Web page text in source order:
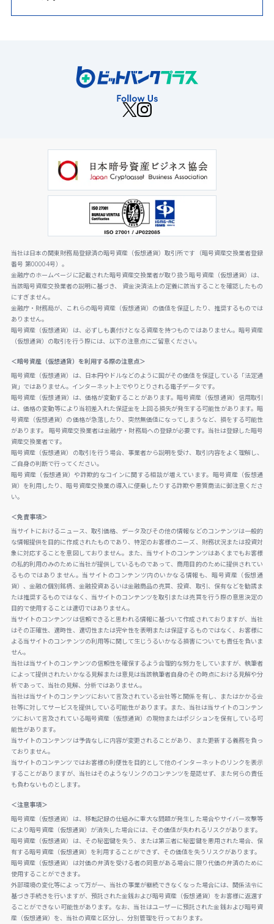
当社は日本の関東財務局登録済の暗号資産（仮想通貨）取引所です（暗号資産交換業者登録
番号 第00004号）。
金融庁のホームページに記載された暗号資産交換業者が取り扱う暗号資産（仮想通貨）は、
当該暗号資産交換業者の説明に基づき、 資金決済法上の定義に該当することを確認したもの
にすぎません。
金融庁・財務局が、これらの暗号資産（仮想通貨）の価値を保証したり、推奨するものでは
ありません。
暗号資産（仮想通貨）は、必ずしも裏付けとなる資産を持つものではありません。暗号資産
（仮想通貨）の取引を行う際には、以下の注意点にご留意ください。
＜暗号資産（仮想通貨）を利用する際の注意点＞
暗号資産（仮想通貨）は、日本円やドルなどのように国がその価値を保証している「法定通
貨」ではありません。インターネット上でやりとりされる電子データです。
暗号資産（仮想通貨）は、価格が変動することがあります。暗号資産（仮想通貨）信用取引
は、価格の変動等により当初差入れた保証金を上回る損失が発生する可能性があります。暗
号資産（仮想通貨）の価格が急落したり、突然無価値になってしまうなど、損をする可能性
があります。 暗号資産交換業者は金融庁・財務局への登録が必要です。当社は登録した暗号
資産交換業者です。
暗号資産（仮想通貨）の取引を行う場合、事業者から説明を受け、取引内容をよく理解し、
ご自身の判断で行ってください。
暗号資産（仮想通貨）や詐欺的なコインに関する相談が増えています。暗号資産（仮想通
貨）を利用したり、暗号資産交換業の導入に便乗したりする詐欺や悪質商法に御注意くださ
い。
＜免責事項＞
当サイトにおけるニュース、取引価格、データ及びその他の情報などのコンテンツは一般的
な情報提供を目的に作成されたものであり、特定のお客様のニーズ、財務状況または投資対
象に対応することを意図しておりません。また、当サイトのコンテンツはあくまでもお客様
の私的利用のみのために当社が提供しているものであって、商用目的のために提供されてい
るものではありません。当サイトのコンテンツ内のいかなる情報も、暗号資産（仮想通
貨）、金融の個別銘柄、金融投資あるいは金融商品の売買、投資、取引、保有などを勧誘ま
たは推奨するものではなく、当サイトのコンテンツを取引または売買を行う際の意思決定の
目的で使用することは適切ではありません。
当サイトのコンテンツは信頼できると思われる情報に基づいて作成されておりますが、当社
はその正確性、適時性、適切性または完全性を表明または保証するものではなく、お客様に
よる当サイトのコンテンツの利用等に関して生じうるいかなる損害についても責任を負いま
せん。
当社は当サイトのコンテンツの信頼性を確保するよう合理的な努力をしていますが、執筆者
によって提供されたいかなる見解または意見は当該執筆者自身のその時点における見解や分
析であって、当社の見解、分析ではありません。
当社は当サイトのコンテンツにおいて言及されている会社等と関係を有し、またはかかる会
社等に対してサービスを提供している可能性があります。また、当社は当サイトのコンテン
ツにおいて言及されている暗号資産（仮想通貨）の現物またはポジションを保有している可
能性があります。
当サイトのコンテンツは予告なしに内容が変更されることがあり、また更新する義務を負っ
ておりません。
当サイトのコンテンツではお客様の利便性を目的として他のインターネットのリンクを表示
することがありますが、当社はそのようなリンクのコンテンツを是認せず、また何らの責任
も負わないものとします。
＜注意事項＞
暗号資産（仮想通貨）は、移転記録の仕組みに重大な問題が発生した場合やサイバー攻撃等
により暗号資産（仮想通貨）が消失した場合には、その価値が失われるリスクがあります。
暗号資産（仮想通貨）は、その秘密鍵を失う、または第三者に秘密鍵を悪用された場合、保
有する暗号資産（仮想通貨）を利用することができず、その価値を失うリスクがあります。
暗号資産（仮想通貨）は対価の弁済を受ける者の同意がある場合に限り代価の弁済のために
使用することができます。
外部環境の変化等によって万が一、当社の事業が継続できなくなった場合には、関係法令に
基づき手続きを行いますが、預託された金銭および暗号資産（仮想通貨）をお客様に返還す
ることができない可能性があります。なお、当社はユーザーに預託された金銭および暗号資
産（仮想通貨）を、当社の資産と区分し、分別管理を行っております。